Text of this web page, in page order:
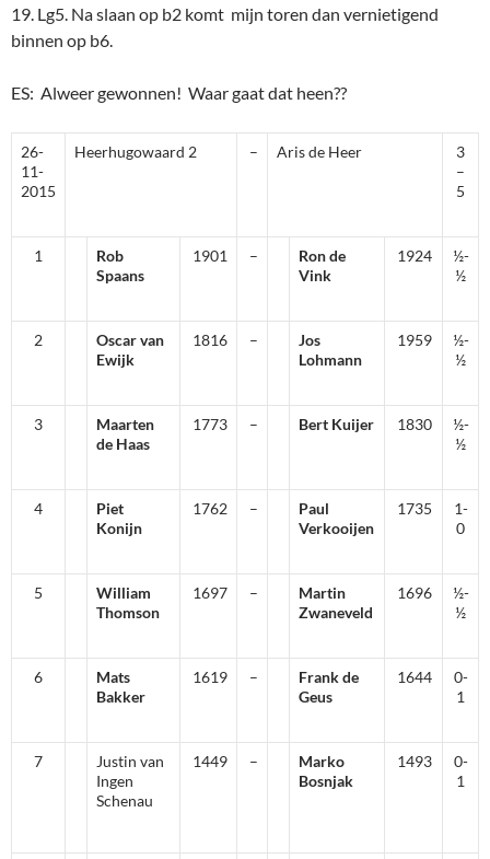
19. Lg5. Na slaan op b2 komt mijn toren dan vernietigend
binnen op b6.
ES: Alweer gewonnen! Waar gaat dat heen??
26-
11-
2015
Heerhugowaard 2 – Aris de Heer
3
–
5
1
Rob
Spaans
1901 –
Ron de
Vink
1924
½-
½
2
Oscar van
Ewijk
1816 –
Jos
Lohmann
1959
½-
½
3
Maarten
de Haas
1773 – Bert Kuijer 1830
½-
½
4
Piet
Konijn
1762 –
Paul
Verkooijen
1735
1-
0
5
William
Thomson
1697 –
Martin
Zwaneveld
1696
½-
½
6
Mats
Bakker
1619 –
Frank de
Geus
1644
0-
1
7
Justin van
Ingen
Schenau
1449 –
Marko
Bosnjak
1493
0-
1